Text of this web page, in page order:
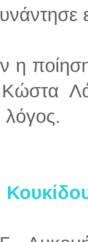
η ποίηση
λόγος.